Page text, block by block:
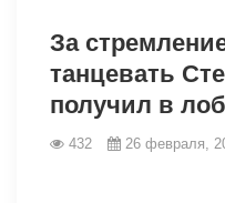
За
танцевать
получил в лоб
432 26 февраля,